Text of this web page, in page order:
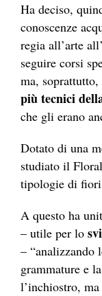
Ha deciso,
conoscenze
regia all’arte
seguire corsi
ma,
più tecnici
che gli erano
Dotato di una
studiato il
tipologie di
A questo ha
– utile per lo
– “analizzando
grammature e
l’inchiostro,